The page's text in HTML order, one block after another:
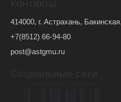
414000, г. Астрахань,
+7(8512) 66-94-80
post@astgmu.ru